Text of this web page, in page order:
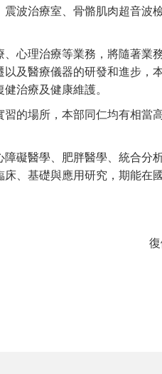
波治療室、骨骼肌肉超音波
心理治療等業務，將隨著業
及醫療儀器的研發和進步，
治療及健康維護。
的場所，本部同仁均有相當
礙醫學、肥胖醫學、統合分
、基礎與應用研究，期能在